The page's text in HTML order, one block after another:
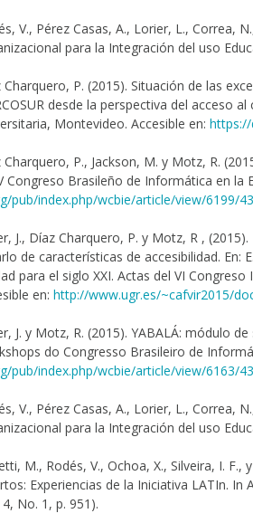
V., Pérez Casas, A., Lorier, L., Correa,
para la Integración del uso
Charquero, P. (2015). Situación de las
desde la perspectiva del acceso
Montevideo. Accesible en: https://
Charquero, P., Jackson, M. y Motz, R.
Congreso Brasileño de Informática en la
pub/index.php/wcbie/article/view/6199/
J., Díaz Charquero, P. y Motz, R ,
de características de accesibilidad. En:
para el siglo XXI. Actas del VI
en: http://www.ugr.es/~cafvir2015/
J. y Motz, R. (2015). YABALÁ: módulo
do Congresso Brasileiro de
pub/index.php/wcbie/article/view/6163/
V., Pérez Casas, A., Lorier, L., Correa,
para la Integración del uso
M., Rodés, V., Ochoa, X., Silveira, I.
Experiencias de la Iniciativa LATIn.
4, No. 1, p. 951).